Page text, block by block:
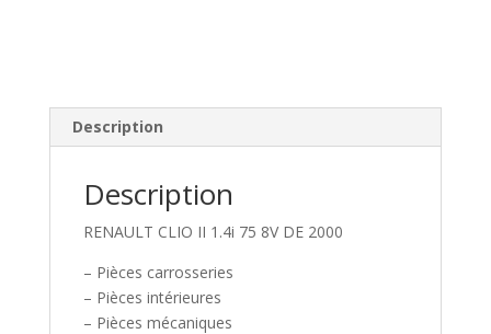
Description
Description
RENAULT CLIO II 1.4i 75 8V DE 2000
– Pièces carrosseries
– Pièces intérieures
– Pièces mécaniques